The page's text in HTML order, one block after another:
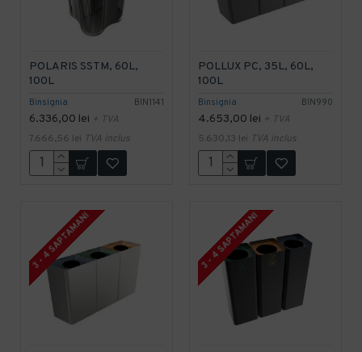
Binsignia BIN1141
POLARIS SSTM, 60L,
100L
6.336,00 lei + TVA
7.666,56 lei TVA inclus
Binsignia BIN990
POLLUX PC, 35L, 60L,
100L
4.653,00 lei + TVA
5.630,13 lei TVA inclus
3 - 4 SAPTAMANI 3 - 4 SAPTAMANI